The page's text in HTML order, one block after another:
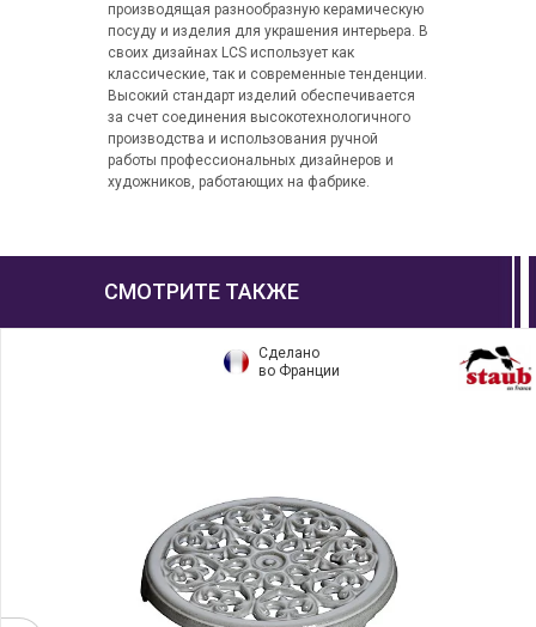
производящая разнообразную керамическую
посуду и изделия для украшения интерьера. В
своих дизайнах LCS использует как
классические, так и современные тенденции.
Высокий стандарт изделий обеспечивается
за счет соединения высокотехнологичного
производства и использования ручной
работы профессиональных дизайнеров и
художников, работающих на фабрике.
СМОТРИТЕ ТАКЖЕ
Сделано
во Франции